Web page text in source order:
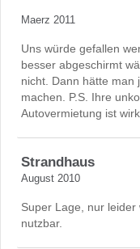
Maerz 2011
Uns würde gefallen
besser abgeschirmt
nicht. Dann hätte man
machen. P.S. Ihre
Autovermietung ist
Strandhaus
August 2010
Super Lage, nur
nutzbar.